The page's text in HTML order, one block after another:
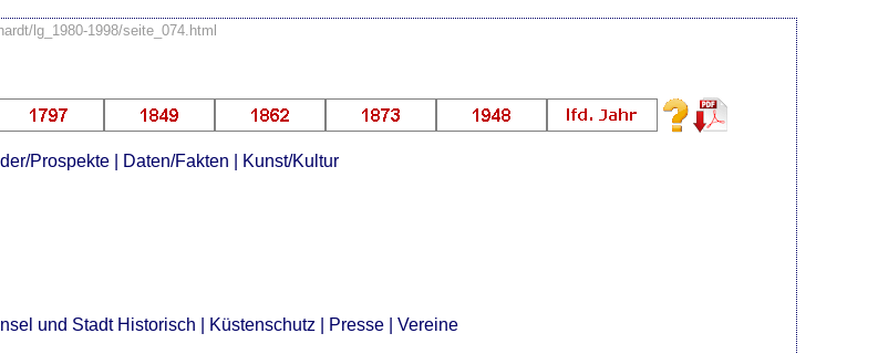
lg_1980-1998/seite_074.html
Prospekte| Daten/Fakten Kunst/Kultur
Insel und Stadt Historisch Küstenschutz Presse |Vereine